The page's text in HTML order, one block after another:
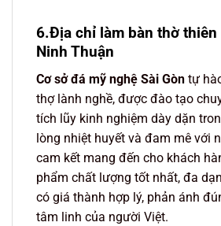
6.Địa chỉ làm bàn thờ thiên
Ninh Thuận
Cơ sở đá mỹ nghệ Sài Gòn tự
thợ lành nghề, được đào tạo
tích lũy kinh nghiệm dày dặn
lòng nhiệt huyết và đam mê với
cam kết mang đến cho khách
phẩm chất lượng tốt nhất, đa
có giá thành hợp lý, phản ánh
tâm linh của người Việt.